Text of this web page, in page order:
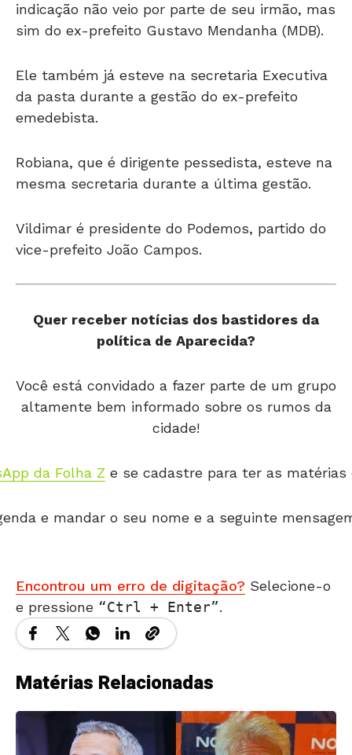
indicação não veio por parte de seu irmão, mas
sim do ex-prefeito Gustavo Mendanha (MDB).
Ele também já esteve na secretaria Executiva
da pasta durante a gestão do ex-prefeito
emedebista.
Robiana, que é dirigente pessedista, esteve na
mesma secretaria durante a última gestão.
Vildimar é presidente do Podemos, partido do
vice-prefeito João Campos.
Quer receber notícias dos bastidores da
política de Aparecida?
Você está convidado a fazer parte de um grupo
altamente bem informado sobre os rumos da
cidade!
da Folha Z e se cadastre para ter as
e mandar o seu nome e a seguinte
Encontrou um erro de digitação? Selecione-o
e pressione
Ctrl + Enter .
Matérias Relacionadas